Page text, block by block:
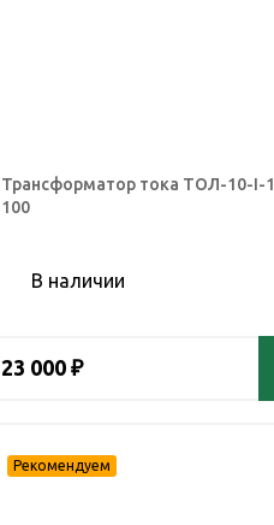
Трансформатор тока ТОЛ-10-I-1
100
В наличии
23 000 ₽